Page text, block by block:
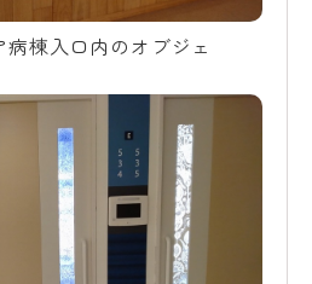
棟入口内のオブジェ